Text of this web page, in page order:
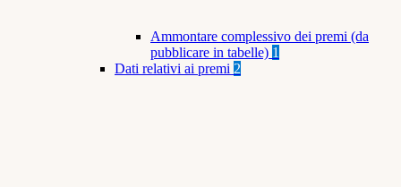
Ammontare complessivo dei premi (da
pubblicare in tabelle) 1
Dati relativi ai premi 2